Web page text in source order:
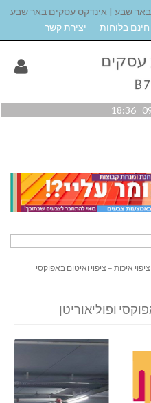
שבע | אינדקס עסקים באר שבע
בלוחות יצירת קשר
איכות – ציפוי ואיטום באפוקסי
ופוליאוריטן